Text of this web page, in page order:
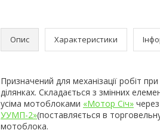
Опис Характеристики
Призначений для механізації робіт
ділянках. Складається з змінних
усіма мотоблоками «Мотор Січ»
УУМП-2»(поставляється в
мотоблока.